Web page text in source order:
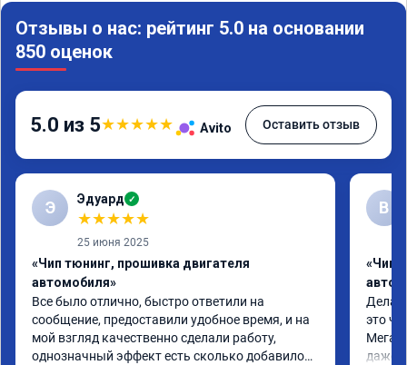
Отзывы о нас: рейтинг 5.0 на основании
850 оценок
5.0 из 5★★★★★ Avito Оставить отзыв
Э Эдуард ✓
★★★★★
25 июня 2025
«Чип тюнинг, прошивка двигателя
автомобиля»
Все было отлично, быстро ответили на
сообщение, предоставили удобное время, и на
мой взгляд качественно сделали работу,
однозначный эффект есть сколько добавилось
В
«Чип
Делал
это
Мега
даже